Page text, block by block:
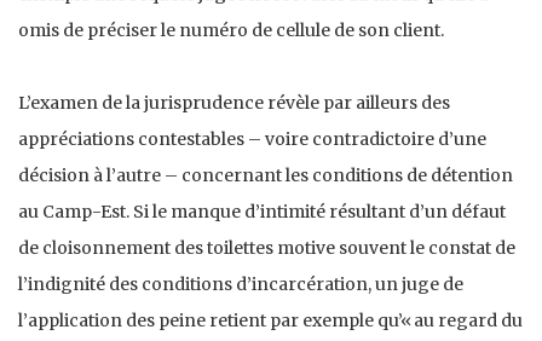
omis de préciser le numéro de cellule de son client.
L’examen de la jurisprudence révèle par ailleurs des
appréciations contestables – voire contradictoire d’une
décision à l’autre – concernant les conditions de détention
au Camp-Est. Si le manque d’intimité résultant d’un défaut
de cloisonnement des toilettes motive souvent le constat de
l’indignité des conditions d’incarcération, un juge de
l’application des peine retient par exemple qu’« au regard du